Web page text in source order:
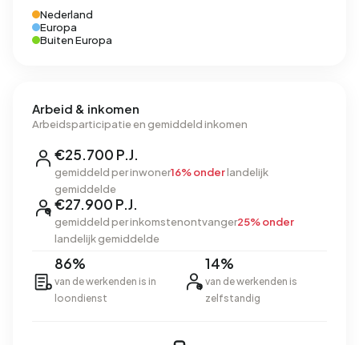
Nederland
Europa
Buiten Europa
Arbeid & inkomen
Arbeidsparticipatie en gemiddeld inkomen
€25.700 P.J.
gemiddeld per inwoner16% onderlandelijk
gemiddelde
€27.900 P.J.
gemiddeld per inkomstenontvanger25% onder
landelijk gemiddelde
86%
van de werkenden is in
loondienst
14%
van de werkenden is
zelfstandig